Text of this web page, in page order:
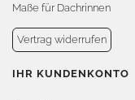
Maße für Dachrinnen
Vertrag widerrufen
IHR KUNDENKONTO